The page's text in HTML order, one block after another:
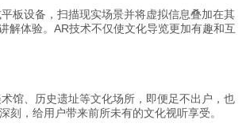
板设备，扫描现实场景并将虚拟信息叠加在其
解体验。AR技术不仅使文化导览更加有趣和互
馆、历史遗址等文化场所，即便足不出户，也
，给用户带来前所未有的文化视听享受。